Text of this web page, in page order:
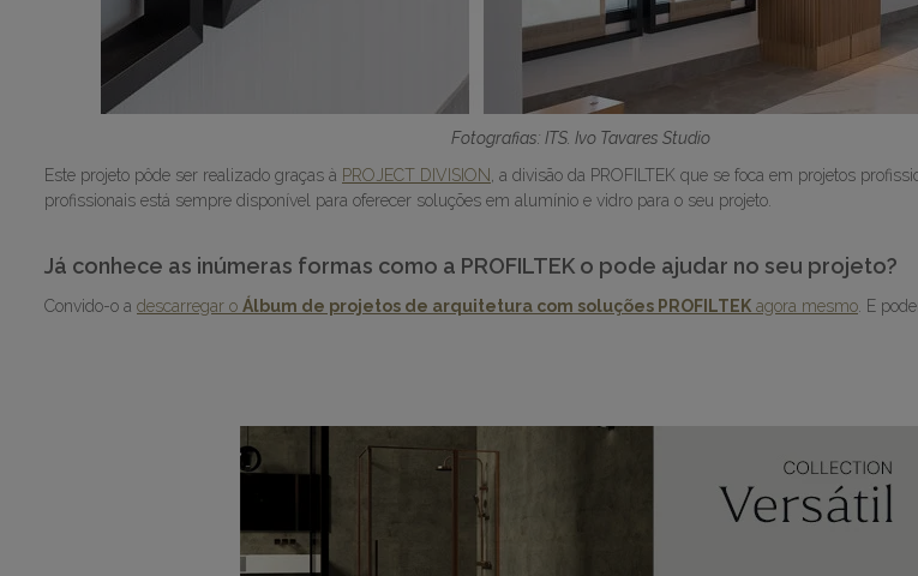
Fotografias: ITS. Ivo Tavares Studio
Este projeto pôde ser realizado graças à PROJECT DIVISION, a divisão da PROFILTEK que se foca em projetos
profissionais está sempre disponível para oferecer soluções em alumínio e vidro para o seu projeto.
Já conhece as inúmeras formas como a PROFILTEK o pode ajudar no seu projeto?
Convido-o a descarregar o Álbum de projetos de arquitetura com soluções PROFILTEK agora mesmo. E